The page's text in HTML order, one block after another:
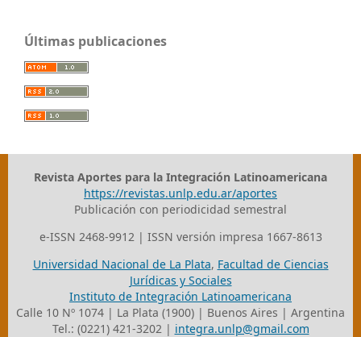
Últimas publicaciones
Revista Aportes para la Integración Latinoamericana
https://revistas.unlp.edu.ar/aportes
Publicación con periodicidad semestral
e-ISSN 2468-9912 | ISSN versión impresa 1667-8613
Universidad Nacional de La Plata, Facultad de Ciencias
Jurídicas y Sociales
Instituto de Integración Latinoamericana
Calle 10 Nº 1074 | La Plata (1900) | Buenos Aires | Argentina
Tel.: (0221) 421-3202 | integra.unlp@gmail.com